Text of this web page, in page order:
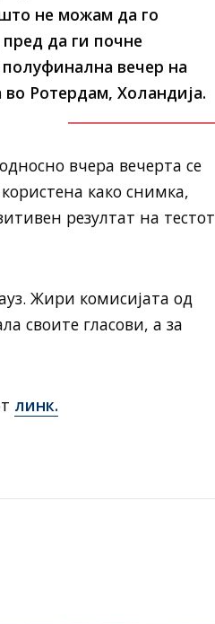
што не можам да го
да ги почне
вечер на
Ротердам, Холандија.
вчера вечерта се
како снимка,
резултат на тестот
Жири комисијата од
своите гласови, а за
линк.